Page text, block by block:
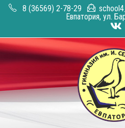
Перейти
8 (36569) 2-78-29
Евпатория, ул.